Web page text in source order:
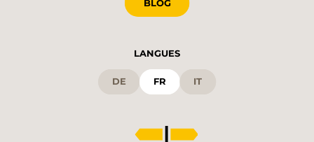
BLOG
LANGUES
DE FR IT